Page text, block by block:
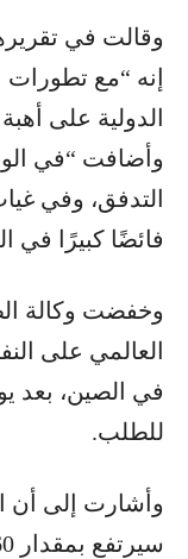
وقالت في
إنه “مع
الدولية على
وأضافت “في
التدفق، وفي
فائضًا كبيرًا في
وخفضت وكالة
العالمي على
في الصين، بعد
للطلب.
وأشارت إلى أن